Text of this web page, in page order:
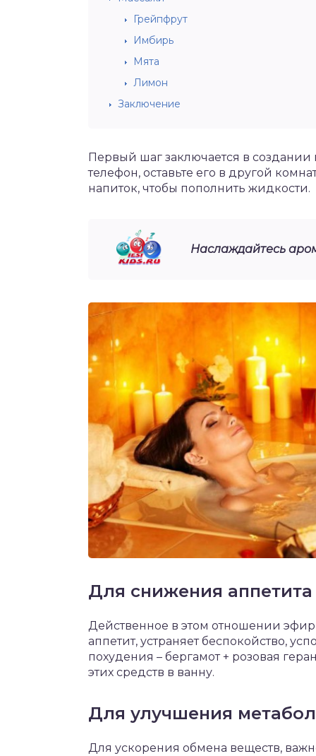
Грейпфрут
Имбирь
Мята
Лимон
Заключение
Первый шаг заключается в
телефон, оставьте его в другой
напиток, чтобы пополнить жидкости.
Наслаждайтесь
Для снижения аппетита
Действенное в этом отношении
аппетит, устраняет беспокойство,
похудения – бергамот + розовая
этих средств в ванну.
Для улучшения
Для ускорения обмена веществ,